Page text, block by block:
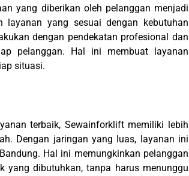
yang diberikan oleh pelanggan menjadi
yang sesuai dengan kebutuhan
dengan pendekatan profesional dan
pelanggan. Hal ini membuat layanan
situasi.
terbaik, Sewainforklift memiliki lebih
Dengan jaringan yang luas, layanan ini
Hal ini memungkinkan pelanggan
yang dibutuhkan, tanpa harus menunggu